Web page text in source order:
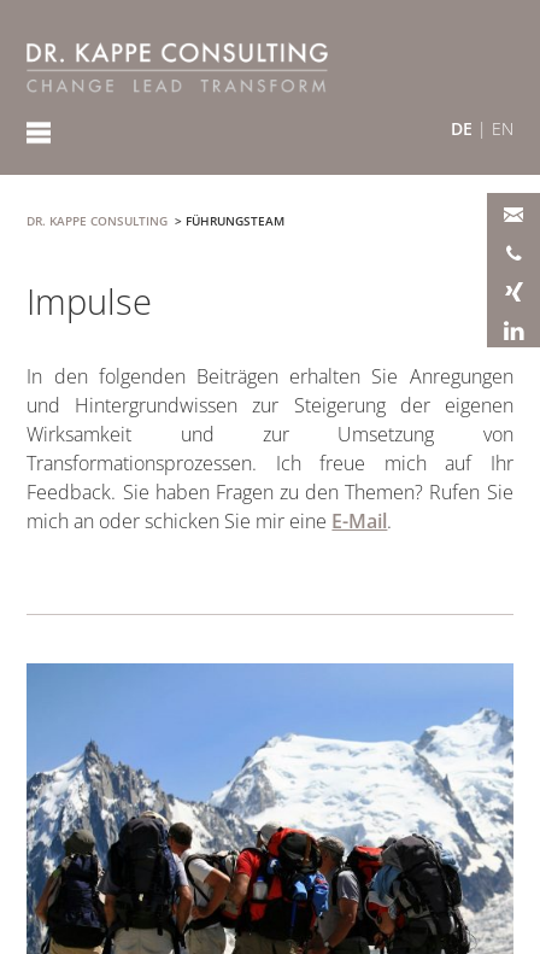
DE | EN
DR. KAPPE CONSULTING > FÜHRUNGSTEAM
Impulse
In den folgenden Beiträgen erhalten Sie Anregungen
und Hintergrundwissen zur Steigerung der eigenen
Wirksamkeit und zur Umsetzung von
Transformationsprozessen. Ich freue mich auf Ihr
Feedback. Sie haben Fragen zu den Themen? Rufen Sie
mich an oder schicken Sie mir eine E-Mail.